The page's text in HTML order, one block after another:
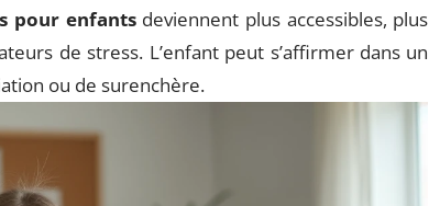
pour enfantsdeviennent plus accessibles, plus
de stress. L’enfant peut s’affirmer dans un
ou de surenchère.